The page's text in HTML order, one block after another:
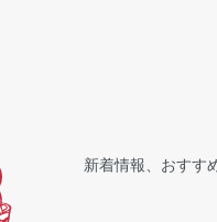
新着情報、おすす